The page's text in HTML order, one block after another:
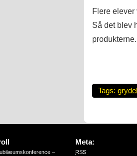
Flere elever
Så det blev
Tags:
–
Meta:
RSS